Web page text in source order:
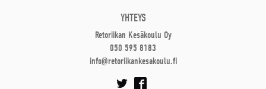
YHTEYS
Retoriikan Kesäkoulu Oy
050 595 8183
info@retoriikankesakoulu.fi